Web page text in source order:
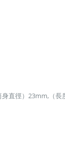
直徑）23mm,（長